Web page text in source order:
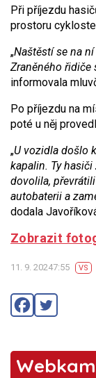
Při příjezdu
prostoru
„Naštěstí se na
Zraněného řidiče
informovala
Po příjezdu na
poté u něj
„U vozidla došlo
kapalin. Ty
dovolila,
autobaterii a
dodala
Zobrazit
11. 9. 20247:55 VS